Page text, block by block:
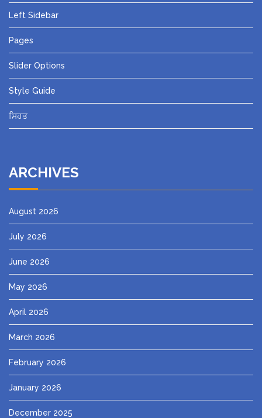
Left Sidebar
Pages
Slider Options
Style Guide
ਸਿਹਤ
ARCHIVES
August 2026
July 2026
June 2026
May 2026
April 2026
March 2026
February 2026
January 2026
December 2025